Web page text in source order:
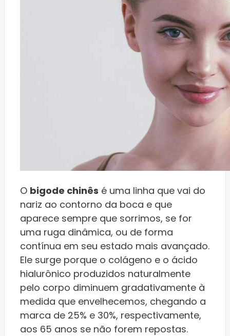
O bigode chinês é uma linha que vai do
nariz ao contorno da boca e que
aparece sempre que sorrimos, se for
uma ruga dinâmica, ou de forma
contínua em seu estado mais avançado.
Ele surge porque o colágeno e o ácido
hialurônico produzidos naturalmente
pelo corpo diminuem gradativamente à
medida que envelhecemos, chegando a
marca de 25% e 30%, respectivamente,
aos 65 anos se não forem repostas.